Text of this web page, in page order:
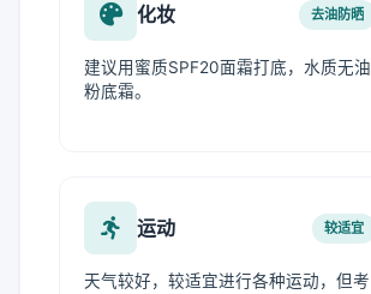
化妆 去油防晒
建议用蜜质SPF20面霜打底，水质无油
粉底霜。
运动 较适宜
天气较好，较适宜进行各种运动，但考